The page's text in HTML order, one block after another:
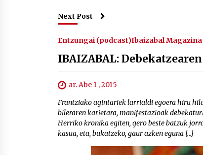
Next Post
Entzungai (podcast)Ibaizabal Magazina
IBAIZABAL:
ar. Abe 1 , 2015
Frantziako agintariek larrialdi egoera hiru
bileraren karietara, manifestazioak
Herriko kronika egiten, gero beste batzuk
kasua, eta, bukatzeko, gaur azken eguna […]